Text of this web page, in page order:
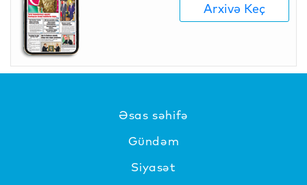
Arxivə Keç
Əsas səhifə
Gündəm
Siyasət